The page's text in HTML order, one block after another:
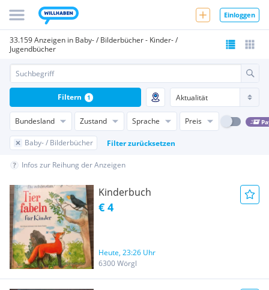
Einloggen
33.159 Anzeigen in Baby- / Bilderbücher - Kinder- /
Jugendbücher
Bundesland Zustand Sprache Preis
Baby- / Bilderbücher Filter zurücksetzen
Filtern 1
Infos zur Reihung der Anzeigen
Kinderbuch
€ 4
Heute, 23:26 Uhr
6300 Wörgl